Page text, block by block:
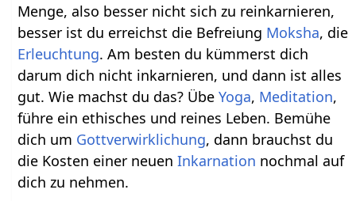
Menge, also besser nicht sich zu reinkarnieren,
besser ist du erreichst die Befreiung Moksha, die
Erleuchtung. Am besten du kümmerst dich
darum dich nicht inkarnieren, und dann ist alles
gut. Wie machst du das? ÜbeYoga, Meditation,
führe ein ethisches und reines Leben. Bemühe
dich um Gottverwirklichung, dann brauchst du
die Kosten einer neuenInkarnation nochmal auf
dich zu nehmen.